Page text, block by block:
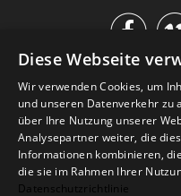

IM KATALOG
Diese Webseite
Wir verwenden Cookies, um
und unseren Datenverkehr zu
über Ihre Nutzung unserer
Analysepartner weiter, die
Informationen kombinieren,
die sie im Rahmen Ihrer
Datenschutzrichtlinie